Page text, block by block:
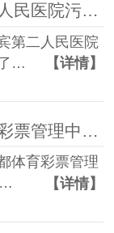
四川宜宾第二人民医院污水处理站55寸3.5mm 3*3液晶拼接屏
第二人民医院
…
【详情】
四川成都体育彩票管理中心65寸3.5mm 2*2液晶拼接屏
体育彩票管理
…
【详情】